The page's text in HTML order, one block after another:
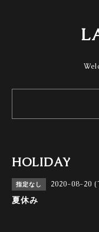
HOLIDAY
指定なし 2020-08-20
夏休み